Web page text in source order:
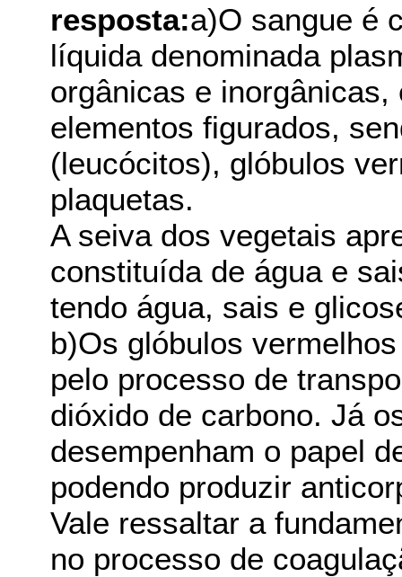
resposta:a)O sangue é
líquida denominada
orgânicas e
elementos figurados,
(leucócitos), glóbulos
plaquetas.
A seiva dos vegetais
constituída de água e
tendo água, sais e
b)Os glóbulos
pelo processo de
dióxido de carbono. Já
desempenham o papel
podendo produzir
Vale ressaltar a
no processo de